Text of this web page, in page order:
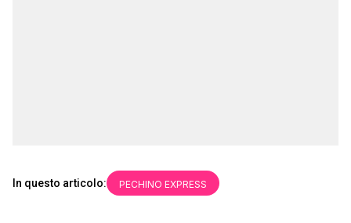
In questo articolo: PECHINO EXPRESS